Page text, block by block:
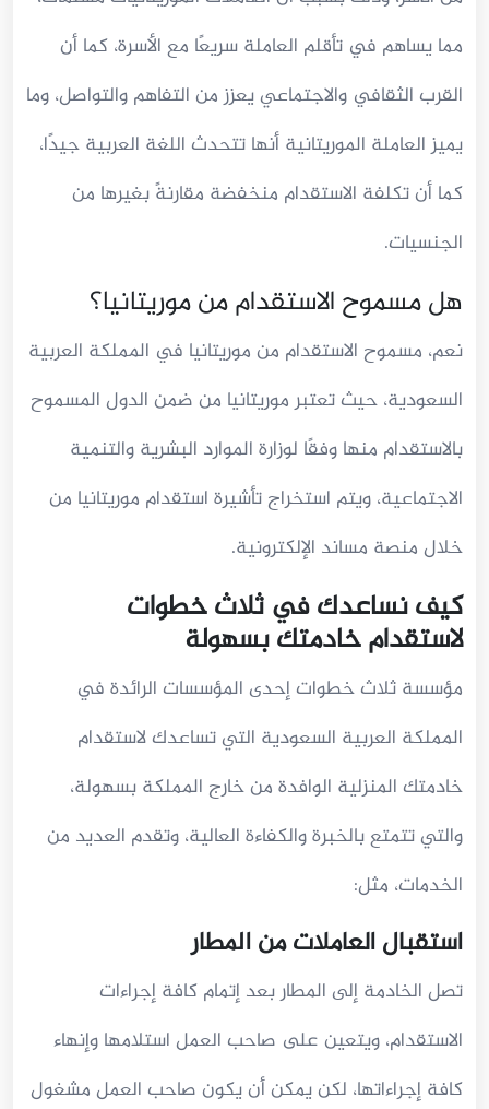
مما يساهم في تأقلم العاملة سريعًا مع الأسرة، كما أن
القرب الثقافي والاجتماعي يعزز من التفاهم والتواصل، وما
يميز العاملة الموريتانية أنها تتحدث اللغة العربية جيدًا،
كما أن تكلفة الاستقدام منخفضة مقارنةً بغيرها من
الجنسيات.
هل مسموح الاستقدام من موريتانيا؟
نعم، مسموح الاستقدام من موريتانيا في المملكة العربية
السعودية، حيث تعتبر موريتانيا من ضمن الدول المسموح
بالاستقدام منها وفقًا لوزارة الموارد البشرية والتنمية
الاجتماعية، ويتم استخراج تأشيرة استقدام موريتانيا من
خلال منصة مساند الإلكترونية.
كيف نساعدك في ثلاث خطوات
لاستقدام خادمتك بسهولة
مؤسسة ثلاث خطوات إحدى المؤسسات الرائدة في
المملكة العربية السعودية التي تساعدك لاستقدام
خادمتك المنزلية الوافدة من خارج المملكة بسهولة،
والتي تتمتع بالخبرة والكفاءة العالية، وتقدم العديد من
الخدمات، مثل:
استقبال العاملات من المطار
تصل الخادمة إلى المطار بعد إتمام كافة إجراءات
الاستقدام، ويتعين على صاحب العمل استلامها وإنهاء
كافة إجراءاتها، لكن يمكن أن يكون صاحب العمل مشغول